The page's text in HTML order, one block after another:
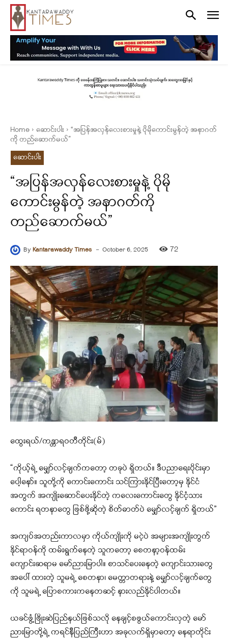
Home ဆောင်းပါး
“အပြန်အလှန်လေးစားမှုနဲ့ ပိုမိုကောင်းမွန်တဲ့ အနာဂတ်
ကို တည်ဆောက်မယ်”
ဆောင်းပါး
“အပြန်အလှန်လေးစားမှုနဲ့ ပိုမို
ကောင်းမွန်တဲ့ အနာဂတ်ကို
တည်ဆောက်မယ်”
ByKantarawaddy Times - October 6, 2025 72
ထွေးရယ်/ကန္တာရဝတီတိုင်း(မ်)
“ကိုယ့်ရဲ့ မျှော်လင့်ချက်ကတော့ တခုပဲ ရှိတယ်။ ဒီပညာရေးပိုင်းမှာ
ပေါ့နော်။ သူတို့ကို ကောင်းကောင်း သင်ကြားနိုင်ပြီးတော့မှ နိုင်ငံ
အတွက် အကျိုးဆောင်ပေးနိုင်တဲ့ ကလေးကောင်းတွေ နိုင်ငံ့သား
ကောင်း ရတနာ‌တွေ ဖြစ်ဖို့ဆိုတဲ့ စိတ်ဓာတ်ပဲ မျှော်လင့်ချက် ရှိတယ်”
အကျပ်အတည်းကာလမှာ ကိုယ်ကျိုးကို မငဲ့ပဲ အများအကျိုးတွက်
နိုင်ရာဝန်ကို ထမ်းရွက်နေတဲ့ သူကတော့ စေတနာ့ဝန်ထမ်း
ကျောင်းဆရာမ မော်ညားမြာပါ။ စာသင်ပေးနေတဲ့ ကျောင်းသားတွေ
အပေါ် ထားတဲ့ သူမရဲ့ စေတနာ၊ မေတ္တာတရားနဲ့ မျှော်လင့်ချက်တွေ
ကို သူမရဲ့ ပြောစကားကနေတဆင့် နားလည်နိုင်ပါတယ်။
ယခင်ဖွံ့ဖြိုးဆဲပြည်နယ်ဖြစ်သလို နေချင့်စဖွယ်ကောင်းလှတဲ့ မော်
ညားမြာတို့ရဲ့ ကရင်နီပြည်ကြီးဟာ အခုလက်ရှိမှာတော့ နေရာတိုင်း